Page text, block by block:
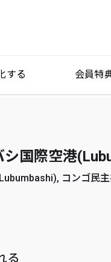
する 会員特
シ国際空港
コンゴ民
る